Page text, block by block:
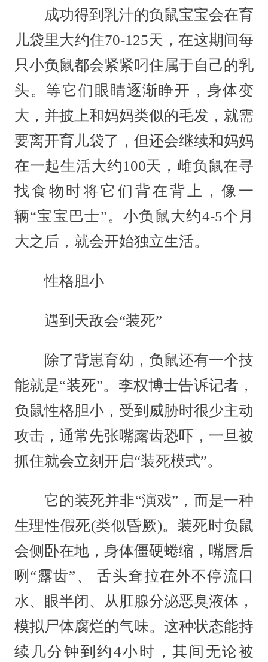
成功得到乳汁的负鼠宝宝会在育
儿袋里大约住70-125天，在这期间每
只小负鼠都会紧紧叼住属于自己的乳
头。等它们眼睛逐渐睁开，身体变
大，并披上和妈妈类似的毛发，就需
要离开育儿袋了，但还会继续和妈妈
在一起生活大约100天，雌负鼠在寻
找食物时将它们背在背上，像一
辆“宝宝巴士”。小负鼠大约4-5个月
大之后，就会开始独立生活。
性格胆小
遇到天敌会“装死”
除了背崽育幼，负鼠还有一个技
能就是“装死”。李权博士告诉记者，
负鼠性格胆小，受到威胁时很少主动
攻击，通常先张嘴露齿恐吓，一旦被
抓住就会立刻开启“装死模式”。
它的装死并非“演戏”，而是一种
生理性假死(类似昏厥)。装死时负鼠
会侧卧在地，身体僵硬蜷缩，嘴唇后
咧“露齿”、 舌头耷拉在外不停流口
水、眼半闭、从肛腺分泌恶臭液体，
模拟尸体腐烂的气味。这种状态能持
续几分钟到约4小时，其间无论被